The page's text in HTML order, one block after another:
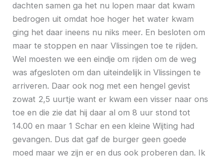
dachten samen ga het nu lopen maar dat kwam
bedrogen uit omdat hoe hoger het water kwam
ging het daar ineens nu niks meer. En besloten om
maar te stoppen en naar Vlissingen toe te rijden.
Wel moesten we een eindje om rijden om de weg
was afgesloten om dan uiteindelijk in Vlissingen te
arriveren. Daar ook nog met een hengel gevist
zowat 2,5 uurtje want er kwam een visser naar ons
toe en die zie dat hij daar al om 8 uur stond tot
14.00 en maar 1 Schar en een kleine Wijting had
gevangen. Dus dat gaf de burger geen goede
moed maar we zijn er en dus ook proberen dan. Ik